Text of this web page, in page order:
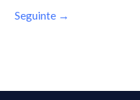
Seguinte →